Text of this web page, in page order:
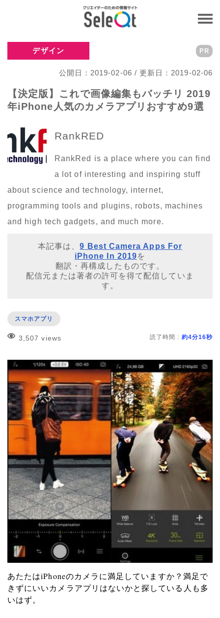
デザイン
公開日：2019-02-06 / 更新日：2019-02-06
PR
【決定版】これで画像編集もバッチリ 2019
年iPhone人気のカメラアプリおすすめ9選
RankRED
RankRed is a place where you can find
a lot of interesting and inspiring stuff
about science and technology, internet,
programming tools and plugins, robots, machines
and high tech gadgets, and much more.
本記事は、9 Best Camera Apps For
iPhone In 2019を
翻訳・再構成したものです。
配信元または著者の許可を得て配信していま
す。
スマホアプリ
3,507 views 読了時間 : 約4分16秒
あたたはiPhoneのカメラに満足していますか？ 満足で
きずにいいカメラアプリはないかと探している人も多
いはず。